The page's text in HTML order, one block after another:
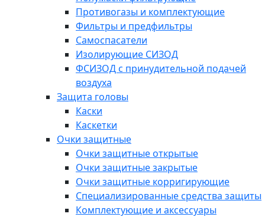
Противогазы и комплектующие
Фильтры и предфильтры
Самоспасатели
Изолирующие СИЗОД
ФСИЗОД с принудительной подачей
воздуха
Защита головы
Каски
Каскетки
Очки защитные
Очки защитные открытые
Очки защитные закрытые
Очки защитные корригирующие
Специализированные средства защиты
Комплектующие и аксессуары